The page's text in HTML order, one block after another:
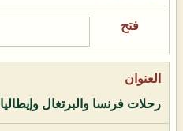
رحلات فرنسا والبرتغال وإيطاليا